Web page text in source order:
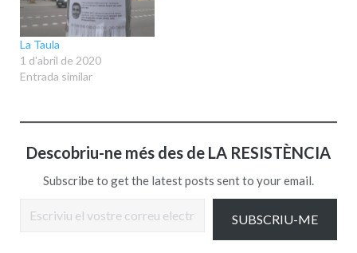
La Taula
1 d'abril de 2020
Entrada similar
Descobriu-ne més des de LA RESISTÈNCIA
Subscribe to get the latest posts sent to your email.
SUBSCRIU-ME